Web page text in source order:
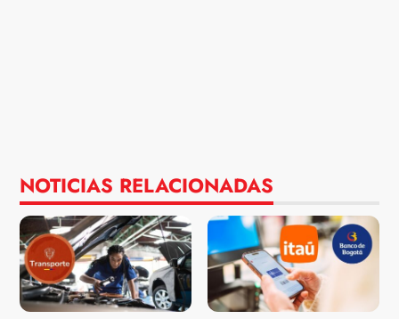
NOTICIAS RELACIONADAS